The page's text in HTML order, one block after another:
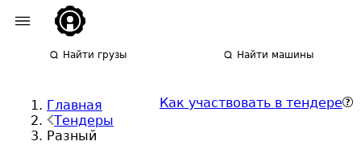
Найти грузы Найти машины
Главная
Тендеры
Разный
Как участвовать в тендере